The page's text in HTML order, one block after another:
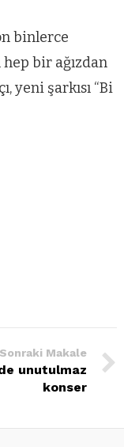
binlerce
hep bir ağızdan
yeni şarkısı “Bi
Sonraki Makale
unutulmaz
konser